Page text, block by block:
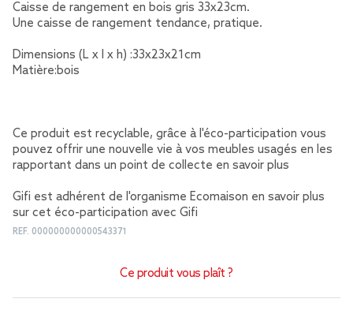
Caisse de rangement en bois gris 33x23cm.
Une caisse de rangement tendance, pratique.
Dimensions (L x l x h) :33x23x21cm
Matière:bois
Ce produit est recyclable, grâce à l'éco-participation vous
pouvez offrir une nouvelle vie à vos meubles usagés en les
rapportant dans un point de collecte en savoir plus
Gifi est adhérent de l'organisme Ecomaison en savoir plus
sur cet éco-participation avec Gifi
REF. 000000000000543371
Ce produit vous plaît ?